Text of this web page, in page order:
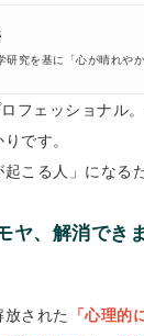
研究を基に「心が晴れや
フェッショナル
です。
こる人」になる
、解消でき
された 「心理的